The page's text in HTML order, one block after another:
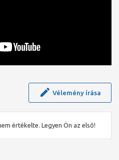
Vélemény írása
értékelte. Legyen Ön az első!